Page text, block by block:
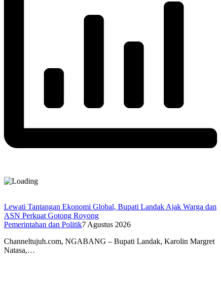
Lewati Tantangan Ekonomi Global, Bupati Landak Ajak Warga dan
ASN Perkuat Gotong Royong
Pemerintahan dan Politik7 Agustus 2026
Channeltujuh.com, NGABANG – Bupati Landak, Karolin Margret
Natasa,…